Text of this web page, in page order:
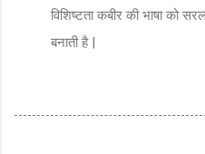
विशिष्टता कबीर की भाषा को
बनाती है |